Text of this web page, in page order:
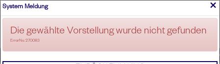
ANMELDEN
×
System Meldung
Die gewählte Vorstellung wurde nicht gefunden
ErrorNo. 270083